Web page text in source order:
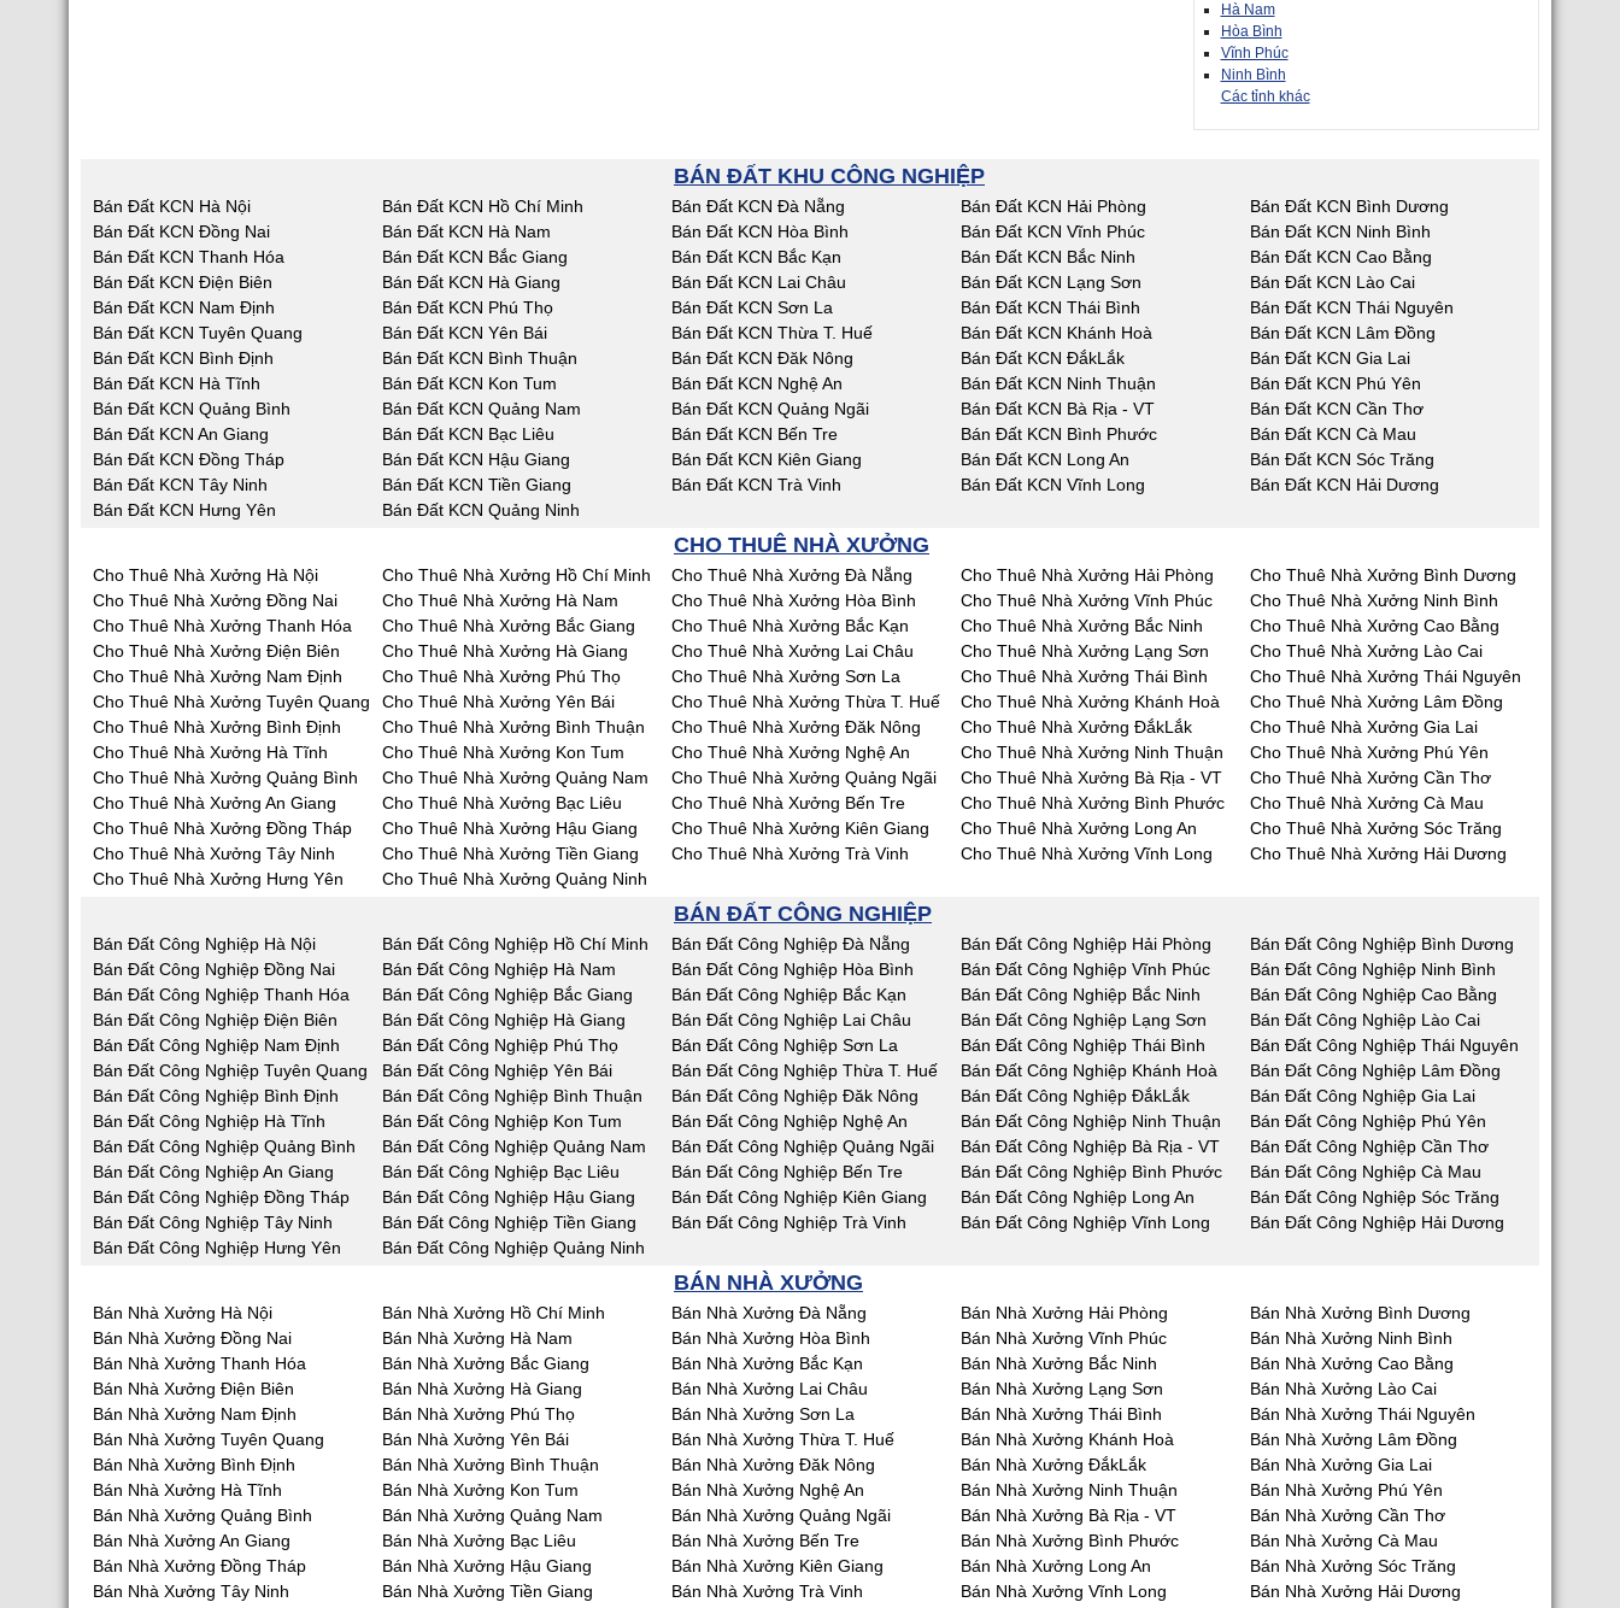
Hà Nam
Hòa Bình
Vĩnh Phúc
Ninh Bình
Các tỉnh khác
BÁN ĐẤT KHU CÔNG NGHIỆP
Bán Đất KCN Hà Nội Bán Đất KCN Hồ Chí Minh Bán Đất KCN Đà Nẵng Bán Đất KCN Hải Phòng
Bán Đất KCN Bình Dương
Bán Đất KCN Đồng Nai
Bán Đất KCN Hà Nam Bán Đất KCN Hòa Bình Bán Đất KCN Vĩnh Phúc
Bán Đất KCN Ninh Bình
Bán Đất KCN Thanh Hóa
Bán Đất KCN Bắc Giang Bán Đất KCN Bắc Kạn Bán Đất KCN Bắc Ninh
Bán Đất KCN Cao Bằng
Bán Đất KCN Điện Biên
Bán Đất KCN Hà Giang Bán Đất KCN Lai Châu Bán Đất KCN Lạng Sơn
Bán Đất KCN Lào Cai
Bán Đất KCN Nam Định
Bán Đất KCN Phú Thọ Bán Đất KCN Sơn La Bán Đất KCN Thái Bình
Bán Đất KCN Thái Nguyên
Bán Đất KCN Tuyên Quang
Bán Đất KCN Yên Bái Bán Đất KCN Thừa T. Huế Bán Đất KCN Khánh Hoà
Bán Đất KCN Lâm Đồng
Bán Đất KCN Bình Định
Bán Đất KCN Bình Thuận Bán Đất KCN Đăk Nông Bán Đất KCN ĐắkLắk
Bán Đất KCN Gia Lai
Bán Đất KCN Hà Tĩnh
Bán Đất KCN Kon Tum Bán Đất KCN Nghệ An Bán Đất KCN Ninh Thuận
Bán Đất KCN Phú Yên
Bán Đất KCN Quảng Bình
Bán Đất KCN Quảng Nam Bán Đất KCN Quảng Ngãi Bán Đất KCN Bà Rịa - VT
Bán Đất KCN Cần Thơ
Bán Đất KCN An Giang
Bán Đất KCN Bạc Liêu Bán Đất KCN Bến Tre Bán Đất KCN Bình Phước
Bán Đất KCN Cà Mau
Bán Đất KCN Đồng Tháp
Bán Đất KCN Hậu Giang Bán Đất KCN Kiên Giang Bán Đất KCN Long An
Bán Đất KCN Sóc Trăng
Bán Đất KCN Tây Ninh
Bán Đất KCN Tiền Giang Bán Đất KCN Trà Vinh Bán Đất KCN Vĩnh Long
Bán Đất KCN Hải Dương
Bán Đất KCN Hưng Yên
Bán Đất KCN Quảng Ninh
CHO THUÊ NHÀ XƯỞNG
Cho Thuê Nhà Xưởng Hà Nội Cho Thuê Nhà Xưởng Hồ Chí Minh Cho Thuê Nhà Xưởng Đà Nẵng Cho Thuê Nhà Xưởng Hải Phòng
Cho Thuê Nhà Xưởng Bình Dương
Cho Thuê Nhà Xưởng Đồng Nai
Cho Thuê Nhà Xưởng Hà Nam Cho Thuê Nhà Xưởng Hòa Bình Cho Thuê Nhà Xưởng Vĩnh Phúc
Cho Thuê Nhà Xưởng Ninh Bình
Cho Thuê Nhà Xưởng Thanh Hóa
Cho Thuê Nhà Xưởng Bắc Giang Cho Thuê Nhà Xưởng Bắc Kạn Cho Thuê Nhà Xưởng Bắc Ninh
Cho Thuê Nhà Xưởng Cao Bằng
Cho Thuê Nhà Xưởng Điện Biên
Cho Thuê Nhà Xưởng Hà Giang Cho Thuê Nhà Xưởng Lai Châu Cho Thuê Nhà Xưởng Lạng Sơn
Cho Thuê Nhà Xưởng Lào Cai
Cho Thuê Nhà Xưởng Nam Định
Cho Thuê Nhà Xưởng Phú Thọ Cho Thuê Nhà Xưởng Sơn La Cho Thuê Nhà Xưởng Thái Bình
Cho Thuê Nhà Xưởng Thái Nguyên
Cho Thuê Nhà Xưởng Tuyên Quang
Cho Thuê Nhà Xưởng Yên Bái Cho Thuê Nhà Xưởng Thừa T. Huế Cho Thuê Nhà Xưởng Khánh Hoà
Cho Thuê Nhà Xưởng Lâm Đồng
Cho Thuê Nhà Xưởng Bình Định
Cho Thuê Nhà Xưởng Bình Thuận Cho Thuê Nhà Xưởng Đăk Nông Cho Thuê Nhà Xưởng ĐắkLắk
Cho Thuê Nhà Xưởng Gia Lai
Cho Thuê Nhà Xưởng Hà Tĩnh
Cho Thuê Nhà Xưởng Kon Tum Cho Thuê Nhà Xưởng Nghệ An Cho Thuê Nhà Xưởng Ninh Thuận
Cho Thuê Nhà Xưởng Phú Yên
Cho Thuê Nhà Xưởng Quảng Bình
Cho Thuê Nhà Xưởng Quảng Nam Cho Thuê Nhà Xưởng Quảng Ngãi Cho Thuê Nhà Xưởng Bà Rịa - VT
Cho Thuê Nhà Xưởng Cần Thơ
Cho Thuê Nhà Xưởng An Giang
Cho Thuê Nhà Xưởng Bạc Liêu Cho Thuê Nhà Xưởng Bến Tre Cho Thuê Nhà Xưởng Bình Phước
Cho Thuê Nhà Xưởng Cà Mau
Cho Thuê Nhà Xưởng Đồng Tháp
Cho Thuê Nhà Xưởng Hậu Giang Cho Thuê Nhà Xưởng Kiên Giang Cho Thuê Nhà Xưởng Long An
Cho Thuê Nhà Xưởng Sóc Trăng
Cho Thuê Nhà Xưởng Tây Ninh
Cho Thuê Nhà Xưởng Tiền Giang Cho Thuê Nhà Xưởng Trà Vinh Cho Thuê Nhà Xưởng Vĩnh Long
Cho Thuê Nhà Xưởng Hải Dương
Cho Thuê Nhà Xưởng Hưng Yên
Cho Thuê Nhà Xưởng Quảng Ninh
BÁN ĐẤT CÔNG NGHIỆP
Bán Đất Công Nghiệp Hà Nội Bán Đất Công Nghiệp Hồ Chí Minh Bán Đất Công Nghiệp Đà Nẵng Bán Đất Công Nghiệp Hải Phòng
Bán Đất Công Nghiệp Bình Dương
Bán Đất Công Nghiệp Đồng Nai
Bán Đất Công Nghiệp Hà Nam Bán Đất Công Nghiệp Hòa Bình Bán Đất Công Nghiệp Vĩnh Phúc
Bán Đất Công Nghiệp Ninh Bình
Bán Đất Công Nghiệp Thanh Hóa
Bán Đất Công Nghiệp Bắc Giang Bán Đất Công Nghiệp Bắc Kạn Bán Đất Công Nghiệp Bắc Ninh
Bán Đất Công Nghiệp Cao Bằng
Bán Đất Công Nghiệp Điện Biên
Bán Đất Công Nghiệp Hà Giang Bán Đất Công Nghiệp Lai Châu Bán Đất Công Nghiệp Lạng Sơn
Bán Đất Công Nghiệp Lào Cai
Bán Đất Công Nghiệp Nam Định
Bán Đất Công Nghiệp Phú Thọ Bán Đất Công Nghiệp Sơn La Bán Đất Công Nghiệp Thái Bình
Bán Đất Công Nghiệp Thái Nguyên
Bán Đất Công Nghiệp Tuyên Quang
Bán Đất Công Nghiệp Yên Bái Bán Đất Công Nghiệp Thừa T. Huế Bán Đất Công Nghiệp Khánh Hoà
Bán Đất Công Nghiệp Lâm Đồng
Bán Đất Công Nghiệp Bình Định
Bán Đất Công Nghiệp Bình Thuận Bán Đất Công Nghiệp Đăk Nông Bán Đất Công Nghiệp ĐắkLắk
Bán Đất Công Nghiệp Gia Lai
Bán Đất Công Nghiệp Hà Tĩnh
Bán Đất Công Nghiệp Kon Tum Bán Đất Công Nghiệp Nghệ An Bán Đất Công Nghiệp Ninh Thuận
Bán Đất Công Nghiệp Phú Yên
Bán Đất Công Nghiệp Quảng Bình
Bán Đất Công Nghiệp Quảng Nam Bán Đất Công Nghiệp Quảng Ngãi Bán Đất Công Nghiệp Bà Rịa - VT
Bán Đất Công Nghiệp Cần Thơ
Bán Đất Công Nghiệp An Giang
Bán Đất Công Nghiệp Bạc Liêu Bán Đất Công Nghiệp Bến Tre Bán Đất Công Nghiệp Bình Phước
Bán Đất Công Nghiệp Cà Mau
Bán Đất Công Nghiệp Đồng Tháp
Bán Đất Công Nghiệp Hậu Giang Bán Đất Công Nghiệp Kiên Giang Bán Đất Công Nghiệp Long An
Bán Đất Công Nghiệp Sóc Trăng
Bán Đất Công Nghiệp Tây Ninh
Bán Đất Công Nghiệp Tiền Giang Bán Đất Công Nghiệp Trà Vinh Bán Đất Công Nghiệp Vĩnh Long
Bán Đất Công Nghiệp Hải Dương
Bán Đất Công Nghiệp Hưng Yên
Bán Đất Công Nghiệp Quảng Ninh
BÁN NHÀ XƯỞNG
Bán Nhà Xưởng Hà Nội Bán Nhà Xưởng Hồ Chí Minh Bán Nhà Xưởng Đà Nẵng Bán Nhà Xưởng Hải Phòng
Bán Nhà Xưởng Bình Dương
Bán Nhà Xưởng Đồng Nai
Bán Nhà Xưởng Hà Nam Bán Nhà Xưởng Hòa Bình Bán Nhà Xưởng Vĩnh Phúc
Bán Nhà Xưởng Ninh Bình
Bán Nhà Xưởng Thanh Hóa
Bán Nhà Xưởng Bắc Giang Bán Nhà Xưởng Bắc Kạn Bán Nhà Xưởng Bắc Ninh
Bán Nhà Xưởng Cao Bằng
Bán Nhà Xưởng Điện Biên
Bán Nhà Xưởng Hà Giang Bán Nhà Xưởng Lai Châu Bán Nhà Xưởng Lạng Sơn
Bán Nhà Xưởng Lào Cai
Bán Nhà Xưởng Nam Định
Bán Nhà Xưởng Phú Thọ Bán Nhà Xưởng Sơn La Bán Nhà Xưởng Thái Bình
Bán Nhà Xưởng Thái Nguyên
Bán Nhà Xưởng Tuyên Quang
Bán Nhà Xưởng Yên Bái Bán Nhà Xưởng Thừa T. Huế Bán Nhà Xưởng Khánh Hoà
Bán Nhà Xưởng Lâm Đồng
Bán Nhà Xưởng Bình Định
Bán Nhà Xưởng Bình Thuận Bán Nhà Xưởng Đăk Nông Bán Nhà Xưởng ĐắkLắk
Bán Nhà Xưởng Gia Lai
Bán Nhà Xưởng Hà Tĩnh
Bán Nhà Xưởng Kon Tum Bán Nhà Xưởng Nghệ An Bán Nhà Xưởng Ninh Thuận
Bán Nhà Xưởng Phú Yên
Bán Nhà Xưởng Quảng Bình
Bán Nhà Xưởng Quảng Nam Bán Nhà Xưởng Quảng Ngãi Bán Nhà Xưởng Bà Rịa - VT
Bán Nhà Xưởng Cần Thơ
Bán Nhà Xưởng An Giang
Bán Nhà Xưởng Bạc Liêu Bán Nhà Xưởng Bến Tre Bán Nhà Xưởng Bình Phước
Bán Nhà Xưởng Cà Mau
Bán Nhà Xưởng Đồng Tháp
Bán Nhà Xưởng Hậu Giang Bán Nhà Xưởng Kiên Giang Bán Nhà Xưởng Long An
Bán Nhà Xưởng Sóc Trăng
Bán Nhà Xưởng Tây Ninh
Bán Nhà Xưởng Tiền Giang Bán Nhà Xưởng Trà Vinh Bán Nhà Xưởng Vĩnh Long
Bán Nhà Xưởng Hải Dương